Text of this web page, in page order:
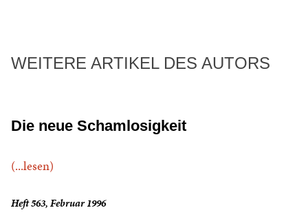
WEITERE ARTIKEL DES AUTORS
Die neue Schamlosigkeit
(...lesen)
Heft 563, Februar 1996